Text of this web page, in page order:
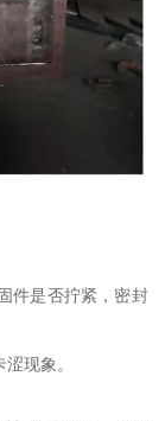
件是否拧紧，密封
现象。